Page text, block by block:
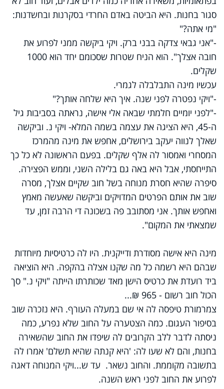
סגור בחנות. היא הביטה באדם החרדי בסקרנות ובחשדנות:
"מי אתה?"
-"אני גבאי צדקה בבני ברק. ויקי ביקשה ממני לפרוע את
חובה אצלך". הוא הניח שטרות שסכומם יחד הוא 1000
שקלים.
עכשיו מינה התבלבלה לגמרי.
-"ויקי נפטרה לפני שנה. איך היא שלחה אותך?"
-"לפני יומיים חלמתי שבאה אלי אישה, נראתה בסביבות גיל
ה-45, היא הציגה את עצמה בשמה המלא- ויקי נ. וביקשה
שאלך לנווה יעקב בירושלים, אחפש את מינה מהמרכז
המסחרי ואמסור לה אלף שקלים. בפעם הראשונה לא כל כך
התייחסתי, אבל היא באה גם בלילה השני, וממש הפצירה.
סיפרה שהיא חסרת מנוחה בשל חוב שקיים אצלך, מסרה
שוב את אותם הפרטים המדויקים וביקשה שאעשה מאמץ
ואחפש אותך. אני מסתובב פה בשכונה די הרבה זמן, עד
שמצאתי את המקום".
מינה היא אישה מסודרת ודייקנית. היו לה כרטיסיות מיוחדות
שבהם היא רשמה כל מה שקנו אצלה בהקפה. היא הוציאה
ביד רועדת את כרטיס הישן מאד שכותרתו הייתה "ויקי נ." סך
הכול חוב רשום - 965 ₪...
צמרמורת טיפסה לה אי שם במעלה העורף. היא נזכרה שוב
בסיפור העגום. כמה הצטערה על החוב שלא נפרע, כמה
ניסתה לדבר ללב הקרובים לה שיפדו את החוב שהשאירה
בחנות, והם לא שעו לה: 'היא קנתה שהיא תשלם' אמרו לה
בתשובה מקוממת. והחוב נשאר. עד ש...ויקי המנוחה דאגה
לפרוע את החוב לפני ראש השנה.